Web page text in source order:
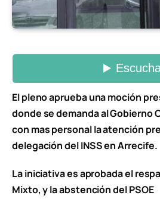
El pleno aprueba una moción
donde se demanda al Gobierno
con mas personal la atención
delegación del INSS en Arrecife.
La iniciativa es aprobada el
Mixto, y la abstención del PSOE